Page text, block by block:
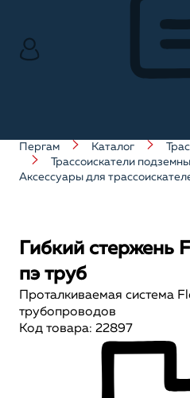
Пергам Каталог
Трассоискатели
Аксессуары для
Гибкий стержень
пэ труб
Проталкиваемая система
трубопроводов
Код товара: 22897